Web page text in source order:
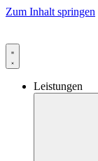
Zum Inhalt springen
Leistungen